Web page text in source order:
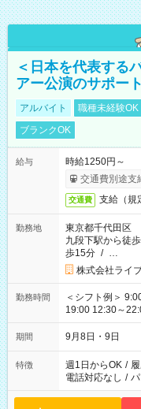
＜日本を代表する
アー公演のサポー
アルバイト 職種未経験OK
ブランクOK
給与
時給1250円～
交通費別途支
交通費 支給（規
勤務地
東京都千代田区
九段下駅から徒
歩15分 / …
株式会社ライ
勤務時間
＜シフト例＞
19:00 12:30～22:00 上記の時間から好きな時間を選べ
時間は変更とな
期間 9月8日・9日
特徴 週1日からOK /
電話対応なし /